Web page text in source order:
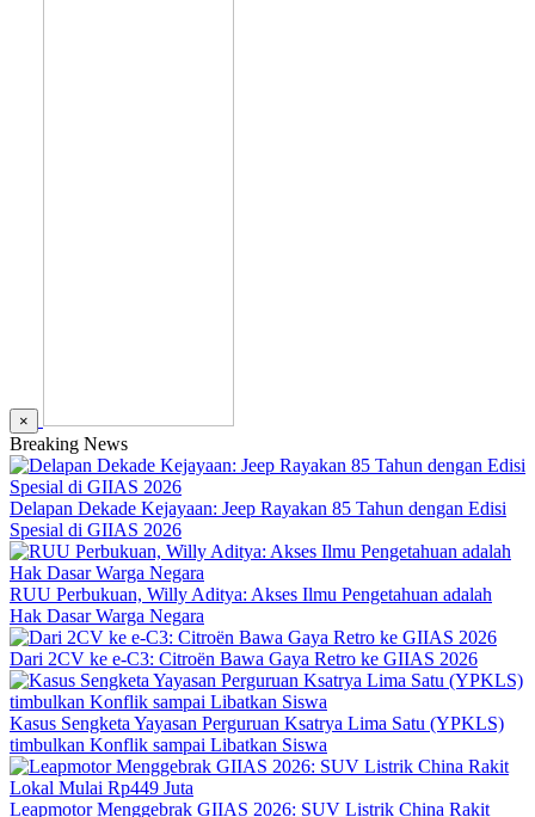
×
Breaking News
Delapan Dekade Kejayaan: Jeep Rayakan 85 Tahun dengan Edisi
Spesial di GIIAS 2026
RUU Perbukuan, Willy Aditya: Akses Ilmu Pengetahuan adalah
Hak Dasar Warga Negara
Dari 2CV ke e-C3: Citroën Bawa Gaya Retro ke GIIAS 2026
Kasus Sengketa Yayasan Perguruan Ksatrya Lima Satu (YPKLS)
timbulkan Konflik sampai Libatkan Siswa
Leapmotor Menggebrak GIIAS 2026: SUV Listrik China Rakit